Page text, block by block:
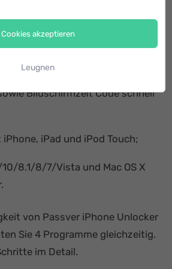
/ 6-stelliger Passcode, Touch
entfernen;
löschen und
Bildschirmzeit Code schnell
iPad und iPod Touch;
8.1/8/7/Vista und Mac OS X
von Passver iPhone Unlocker
Sie 4 Programme gleichzeitig.
im Detail.
Cookies akzeptieren
Leugnen